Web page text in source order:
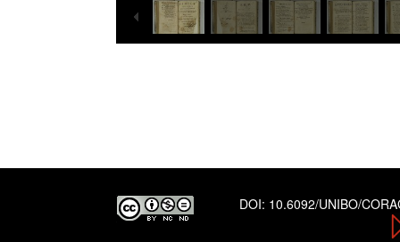
DOI: 10.6092/UNIBO/